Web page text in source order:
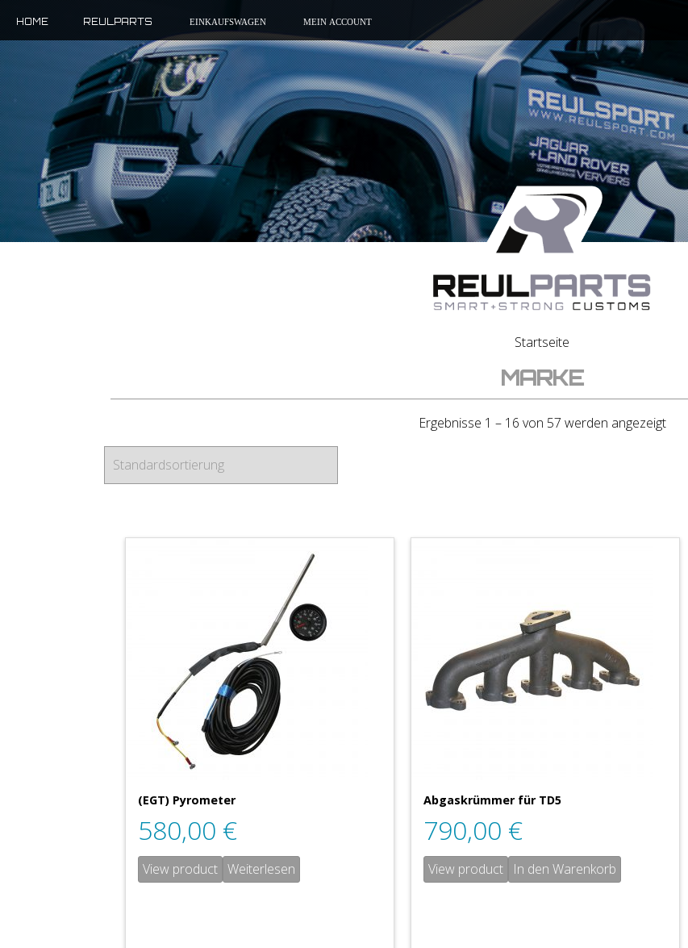
HOME REULPARTS EINKAUFSWAGEN MEIN ACCOUNT
Startseite
MARKE
Ergebnisse 1 – 16 von 57 werden angezeigt
(EGT) Pyrometer
580,00 €
View product Weiterlesen
Abgaskrümmer für TD5
790,00 €
View product In den Warenkorb